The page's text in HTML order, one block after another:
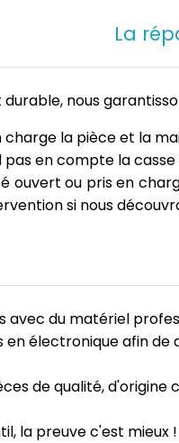
La
nous
charge la pièce et la
en compte la
ouvert ou pris en
si nous
avec du matériel
en électronique afin
de qualité,
la preuve c'est mieux